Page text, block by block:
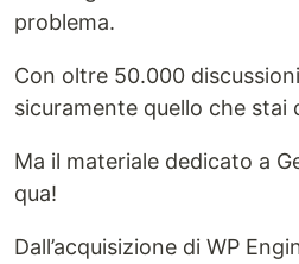
problema.
Con oltre 50.000
sicuramente quello che stai
Ma il materiale dedicato a
qua!
Dall’acquisizione di WP